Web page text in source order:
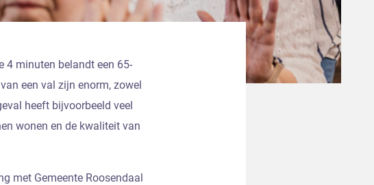
4 minuten belandt een 65-
een val zijn enorm, zowel
heeft bijvoorbeeld veel
wonen en de kwaliteit van
met Gemeente Roosendaal